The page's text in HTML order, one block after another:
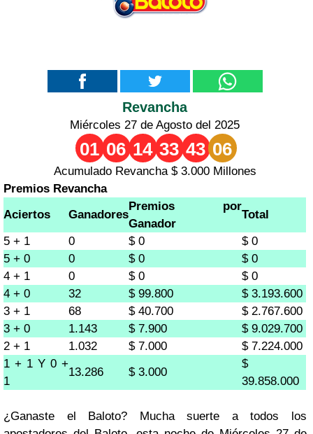
Revancha
Miércoles 27 de Agosto del 2025
01 06 14 33 43 06
Acumulado Revancha $ 3.000 Millones
Premios Revancha
Aciertos
Ganadores
Premios por
Ganador
Total
5 + 1
0 $ 0
$ 0
5 + 0
0 $ 0
$ 0
4 + 1
0 $ 0
$ 0
4 + 0
32 $ 99.800
$ 3.193.600
3 + 1
68 $ 40.700
$ 2.767.600
3 + 0
1.143 $ 7.900
$ 9.029.700
2 + 1
1.032 $ 7.000
$ 7.224.000
1 + 1 Y 0 +
1
13.286 $ 3.000
$
39.858.000
¿Ganaste el Baloto? Mucha suerte a todos los